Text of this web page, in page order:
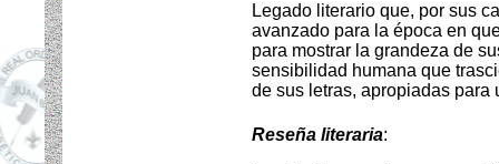
Legado literario que, por sus
avanzado para la época en
para mostrar la grandeza de
sensibilidad humana que
de sus letras, apropiadas para
Reseña literaria: